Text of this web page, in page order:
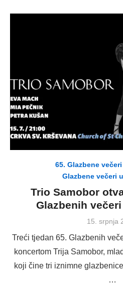
65. Glazbene
Glazbene večeri
Trio Samobor
Glazbenih
Posted
15. srpnja
Treći tjedan 65. Glazbenih
koncertom Trija Samobor,
koji čine tri iznimne
…